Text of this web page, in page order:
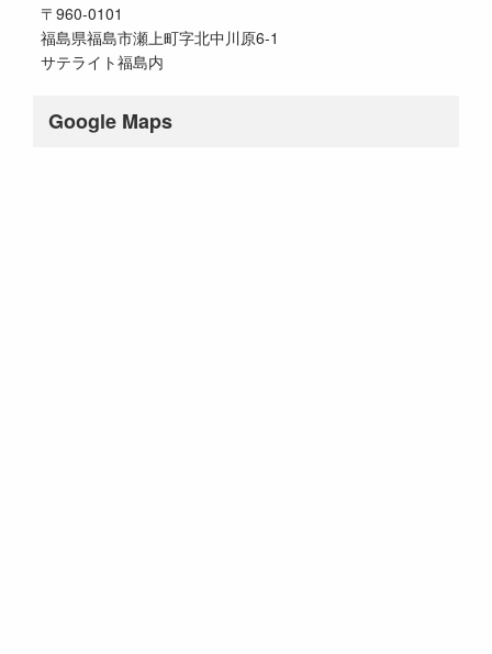
〒960-0101
福島県福島市瀬上町字北中川原6-1
サテライト福島内
Google Maps